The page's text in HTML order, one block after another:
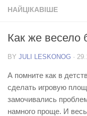
НАЙЦІКАВІШЕ
Как же весело
BY JULI LESKONOG ·
А помните как в
сделать игровую
замочивались
намного проще. И